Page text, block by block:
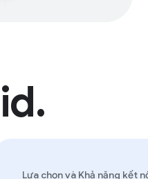
chọn và Khả năng kết nối